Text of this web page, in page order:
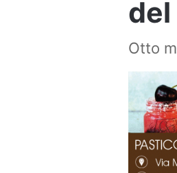
del
Otto